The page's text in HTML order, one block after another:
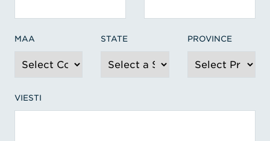
MAA STATE PROVINCE
VIESTI